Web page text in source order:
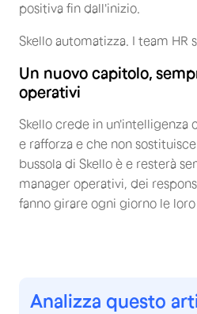
positiva fin dall'inizio.
Skello automatizza. I team HR
Un nuovo capitolo,
operativi
Skello crede in un'intelligenza
e rafforza e che non
bussola di Skello è e resterà
manager operativi, dei
fanno girare ogni giorno le
Analizza questo